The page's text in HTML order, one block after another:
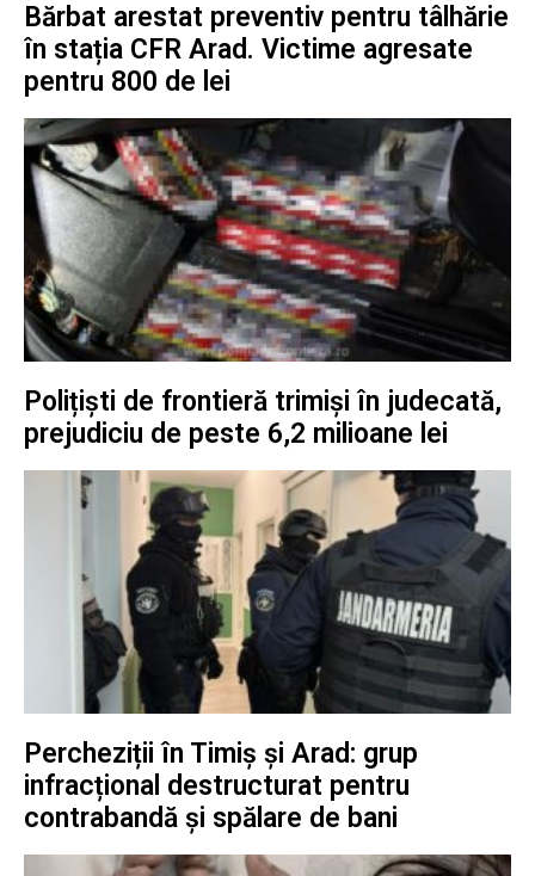
Bărbat arestat preventiv pentru tâlhărie
în stația CFR Arad. Victime agresate
pentru 800 de lei
Polițiști de frontieră trimiși în judecată,
prejudiciu de peste 6,2 milioane lei
Percheziții în Timiș și Arad: grup
infracțional destructurat pentru
contrabandă și spălare de bani